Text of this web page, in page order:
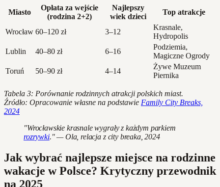
Miasto
Opłata za wejście
(rodzina 2+2)
Najlepszy
wiek dzieci
Top atrakcje
Wrocław 60–120 zł 3–12
Krasnale,
Hydropolis
Lublin
40–80 zł 6–16
Podziemia,
Magiczne Ogrody
Toruń
50–90 zł 4–14
Żywe Muzeum
Piernika
Tabela 3: Porównanie rodzinnych atrakcji polskich miast.
Źródło: Opracowanie własne na podstawie Family City Breaks,
2024
"Wrocławskie krasnale wygrały z każdym parkiem
rozrywki." — Ola, relacja z city breaka, 2024
Jak wybrać najlepsze miejsce na rodzinne
wakacje w Polsce? Krytyczny przewodnik
na 2025